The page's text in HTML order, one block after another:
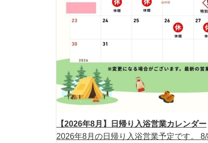
【2026年8月】日帰り入浴営業カレンダー
2026年8月の日帰り入浴営業予定です。